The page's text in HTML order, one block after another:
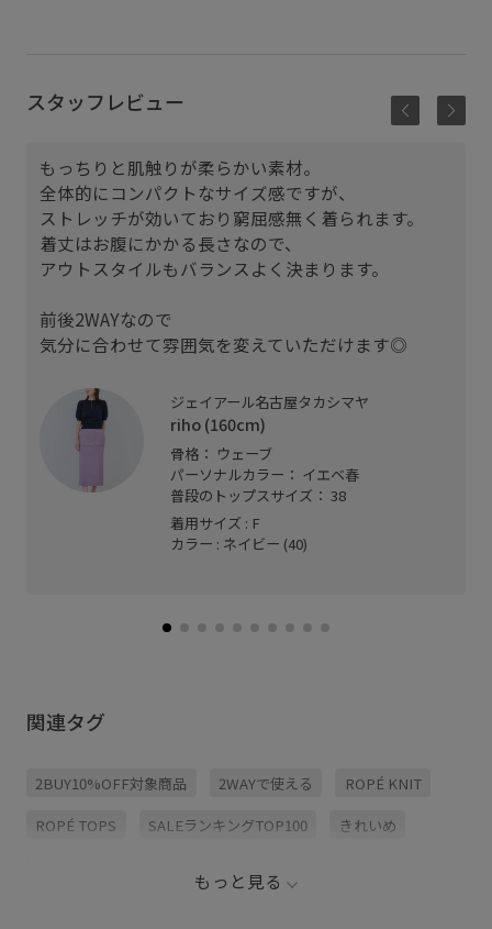
スタッフレビュー
もっちりと肌触りが柔らかい素材。
全体的にコンパクトなサイズ感ですが、
ストレッチが効いており窮屈感無く着られます。
着丈はお腹にかかる長さなので、
アウトスタイルもバランスよく決まります。
前後2WAYなので
気分に合わせて雰囲気を変えていただけます◎
ジェイアール名古屋タカシマヤ
riho (160cm)
骨格： ウェーブ
パーソナルカラー： イエベ春
普段のトップスサイズ： 38
着用サイズ : F
カラー : ネイビー (40)
関連タグ
2BUY10%OFF対象商品 2WAYで使える ROPÉ KNIT
ROPÉ TOPS SALEランキングTOP100 きれいめ
もっと見る